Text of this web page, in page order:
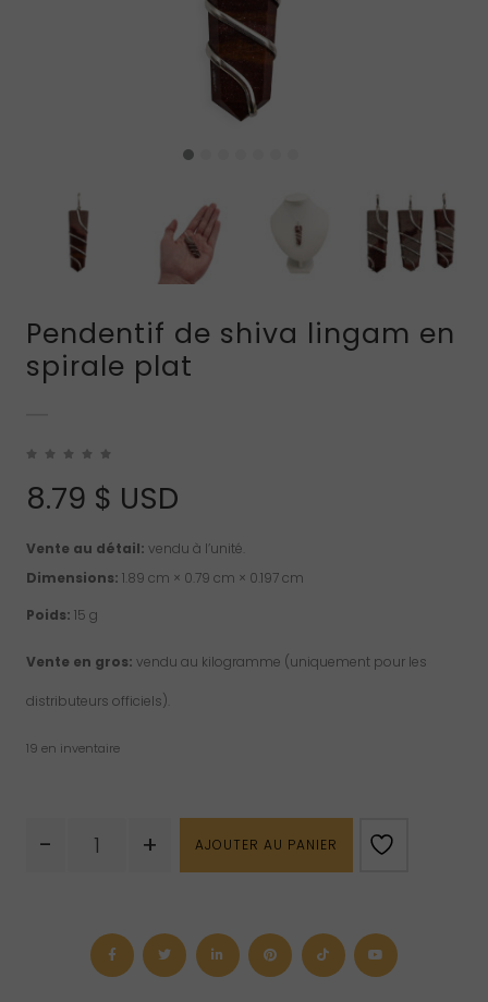
Pendentif de shiva lingam en
spirale plat
8.79 $ USD
Vente au détail: vendu à l’unité.
Dimensions: 1.89 cm × 0.79 cm × 0.197 cm
Poids: 15 g
Vente en gros: vendu au kilogramme (uniquement pour les
distributeurs officiels).
19 en inventaire
-
de
+ AJOUTER AU PANIER